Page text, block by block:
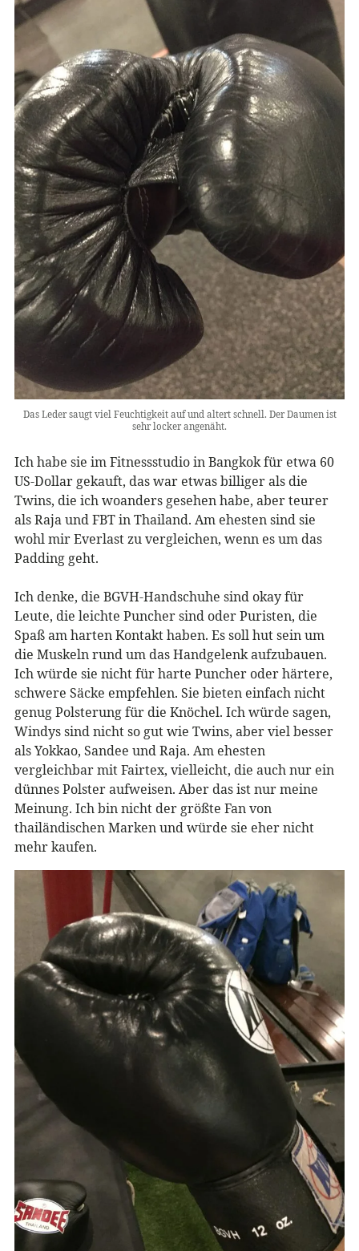
Das Leder saugt viel Feuchtigkeit auf und altert schnell. Der Daumen ist
sehr locker angenäht.
Ich habe sie im Fitnessstudio in Bangkok für etwa 60
US-Dollar gekauft, das war etwas billiger als die
Twins, die ich woanders gesehen habe, aber teurer
als Raja und FBT in Thailand. Am ehesten sind sie
wohl mir Everlast zu vergleichen, wenn es um das
Padding geht.
Ich denke, die BGVH-Handschuhe sind okay für
Leute, die leichte Puncher sind oder Puristen, die
Spaß am harten Kontakt haben. Es soll hut sein um
die Muskeln rund um das Handgelenk aufzubauen.
Ich würde sie nicht für harte Puncher oder härtere,
schwere Säcke empfehlen. Sie bieten einfach nicht
genug Polsterung für die Knöchel. Ich würde sagen,
Windys sind nicht so gut wie Twins, aber viel besser
als Yokkao, Sandee und Raja. Am ehesten
vergleichbar mit Fairtex, vielleicht, die auch nur ein
dünnes Polster aufweisen. Aber das ist nur meine
Meinung. Ich bin nicht der größte Fan von
thailändischen Marken und würde sie eher nicht
mehr kaufen.